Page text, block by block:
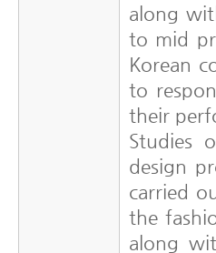
along
to mid
Korean
to
their
Studies
design
carried
the
along